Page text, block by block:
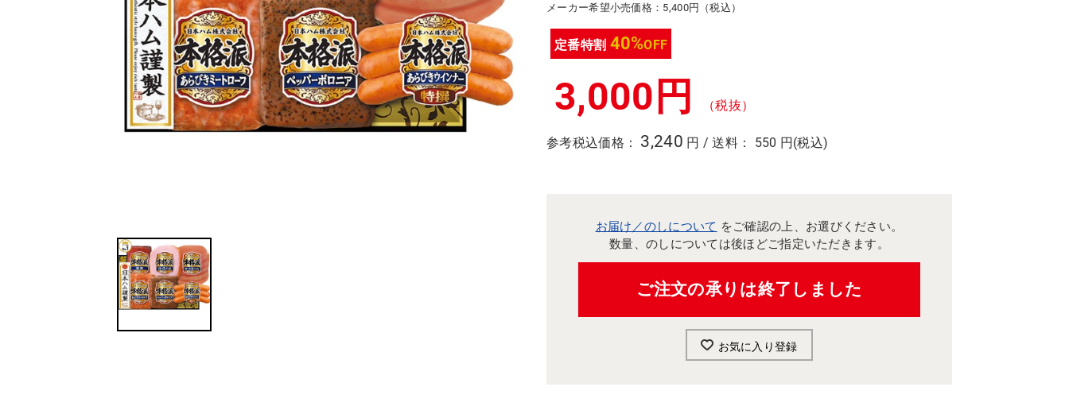
メーカー希望小売価格：5,400円（税込）
定番特割 40%OFF
3,000円 （税抜）
参考税込価格： 3,240 円 / 送料： 550 円(税込)
お届け／のしについて をご確認の上、お選びください。
数量、のしについては後ほどご指定いただきます。
ご注文の承りは終了しました
お気に入り登録